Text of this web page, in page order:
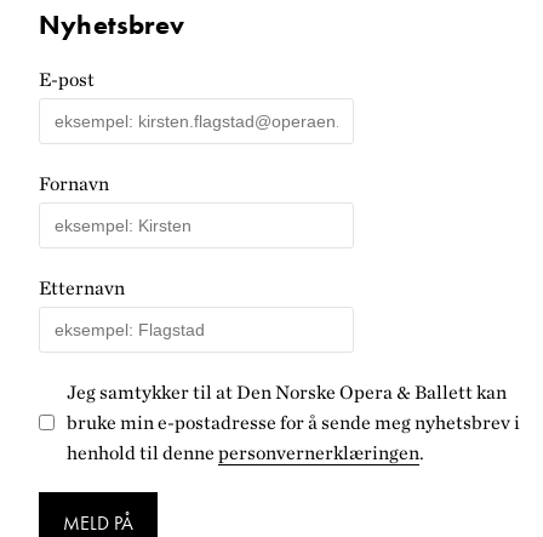
Nyhetsbrev
E-post
Fornavn
Etternavn
Jeg samtykker til at Den Norske Opera & Ballett kan
bruke min e-postadresse for å sende meg nyhetsbrev i
henhold til denne personvernerklæringen.
MELD PÅ